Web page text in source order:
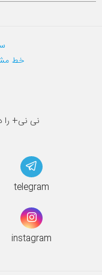
خط
نی نی+ را
telegram
instagram